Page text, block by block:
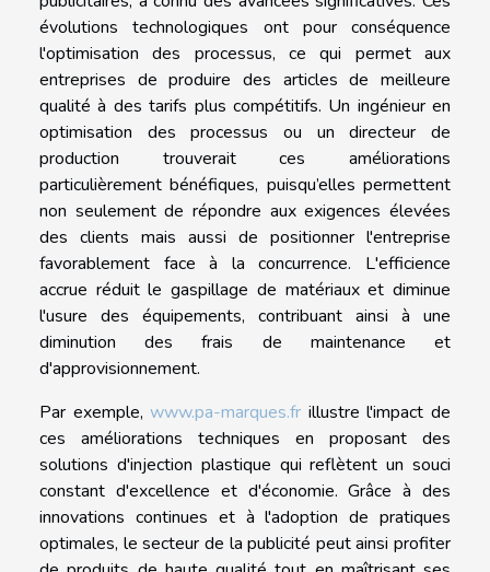
évolutions technologiques ont pour conséquence
l'optimisation des processus, ce qui permet aux
entreprises de produire des articles de meilleure
qualité à des tarifs plus compétitifs. Un ingénieur en
optimisation des processus ou un directeur de
production trouverait ces améliorations
particulièrement bénéfiques, puisqu’elles permettent
non seulement de répondre aux exigences élevées
des clients mais aussi de positionner l'entreprise
favorablement face à la concurrence. L'efficience
accrue réduit le gaspillage de matériaux et diminue
l'usure des équipements, contribuant ainsi à une
diminution des frais de maintenance et
d'approvisionnement.
Par exemple,www.pa-marques.fr illustre l'impact de
ces améliorations techniques en proposant des
solutions d'injection plastique qui reflètent un souci
constant d'excellence et d'économie. Grâce à des
innovations continues et à l'adoption de pratiques
optimales, le secteur de la publicité peut ainsi profiter